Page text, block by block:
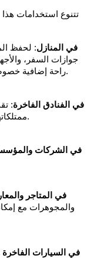
تتنوع استخدامات
في المنازل: لحفظ
جوازات السفر،
راحة إضافية خصوصاً في غرف النوم أو الأقبية المظلمة.
في الفنادق الفاخرة:
ممتلكاتهم، وتُسهِّل الإضاءة عملية الاستخدام.
في الشركات
في المتاجر
والمجوهرات مع
في السيارات الفاخرة